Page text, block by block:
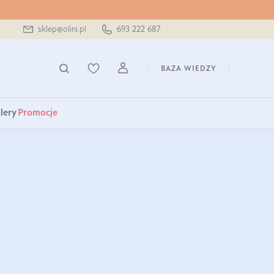
sklep@olini.pl 693 222 687
BAZA WIEDZY
Promocje